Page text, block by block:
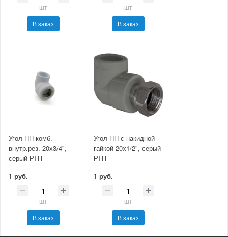
шт
В заказ
шт
В заказ
Угол ПП комб.
внутр.рез. 20х3/4",
серый РТП
1 руб.
шт
В заказ
Угол ПП с накидной
гайкой 20х1/2", серый
РТП
1 руб.
шт
В заказ